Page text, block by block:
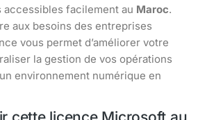
facilement au Maroc.
aux besoins des entreprises
vous permet d’améliorer votre
la gestion de vos opérations
environnement numérique en